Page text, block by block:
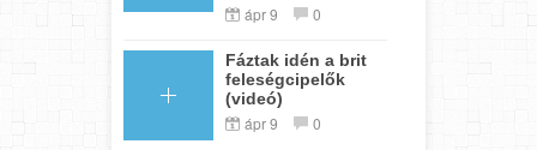
ápr 9 0
Fáztak idén a brit
feleségcipelők
(videó)
ápr 9 0